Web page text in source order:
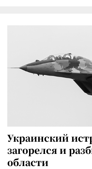
Украинский
загорелся и
области